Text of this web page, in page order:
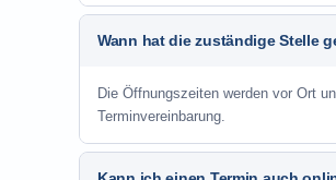
Wann hat die zuständige Stelle
Die Öffnungszeiten werden vor Ort
Terminvereinbarung.